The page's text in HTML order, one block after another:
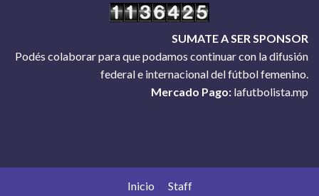
SUMATE A SER SPONSOR
Podés colaborar para que podamos continuar con la difusión
federal e internacional del fútbol femenino.
Mercado Pago: lafutbolista.mp
Inicio Staff